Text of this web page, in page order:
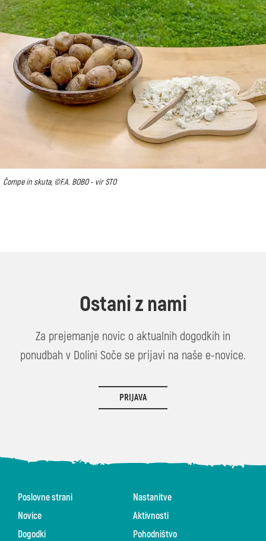
Čompe in skuta, ©F.A. BOBO - vir STO
Ostani z nami
Za prejemanje novic o aktualnih dogodkih in
ponudbah v Dolini Soče se prijavi na naše e-novice.
PRIJAVA
Poslovne strani
Novice
Dogodki
Nastanitve
Aktivnosti
Pohodništvo